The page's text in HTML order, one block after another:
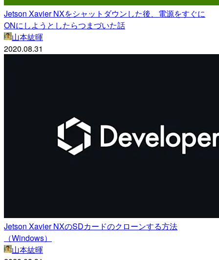
Jetson Xavier NXをシャットダウンした後、電源をすぐに
ONにしようとしたらつまづいた話
山本紘暉
2020.08.31
Jetson Xavier NXのSDカードのクローンする方法
（Windows）
山本紘暉